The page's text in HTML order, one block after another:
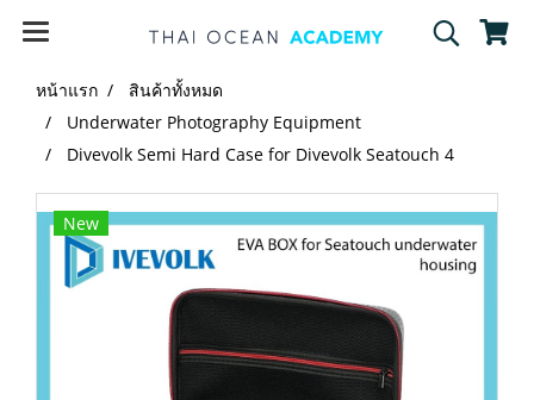
หน้าแรก
สินค้าทั้งหมด
Underwater Photography Equipment
Divevolk Semi Hard Case for Divevolk Seatouch 4
New